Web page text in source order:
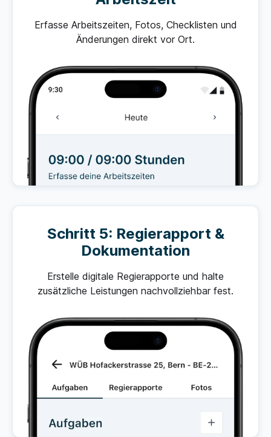
Erfasse Arbeitszeiten, Fotos, Checklisten und
Änderungen direkt vor Ort.
Schritt 5: Regierapport &
Dokumentation
Erstelle digitale Regierapporte und halte
zusätzliche Leistungen nachvollziehbar fest.